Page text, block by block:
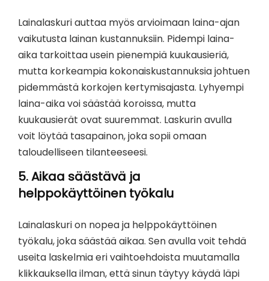
Lainalaskuri auttaa myös arvioimaan laina-ajan
vaikutusta lainan kustannuksiin. Pidempi laina-
aika tarkoittaa usein pienempiä kuukausieriä,
mutta korkeampia kokonaiskustannuksia johtuen
pidemmästä korkojen kertymisajasta. Lyhyempi
laina-aika voi säästää koroissa, mutta
kuukausierät ovat suuremmat. Laskurin avulla
voit löytää tasapainon, joka sopii omaan
taloudelliseen tilanteeseesi.
5.Aikaa säästävä ja
helppokäyttöinen työkalu
Lainalaskuri on nopea ja helppokäyttöinen
työkalu, joka säästää aikaa. Sen avulla voit tehdä
useita laskelmia eri vaihtoehdoista muutamalla
klikkauksella ilman, että sinun täytyy käydä läpi